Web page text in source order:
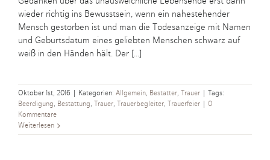
wieder richtig ins Bewusstsein, wenn ein nahestehender
Mensch gestorben ist und man die Todesanzeige mit Namen
und Geburtsdatum eines geliebten Menschen schwarz auf
weiß in den Händen hält. Der [...]
Oktober 1st, 2016 Kategorien: Allgemein, Bestatter, Trauer
Tags:
Beerdigung, Bestattung, Trauer, Trauerbegleiter, Trauerfeier
0
Kommentare
Weiterlesen